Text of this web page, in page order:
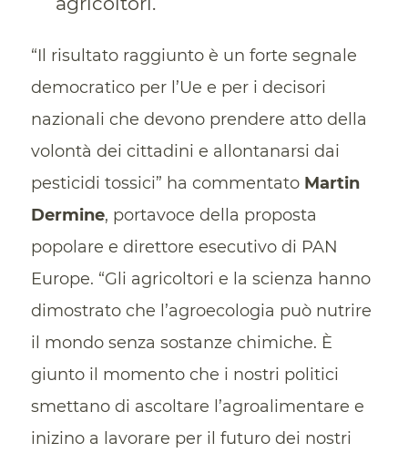
“Il risultato raggiunto è un forte segnale
democratico per l’Ue e per i decisori
nazionali che devono prendere atto della
volontà dei cittadini e allontanarsi dai
pesticidi tossici” ha commentato Martin
Dermine, portavoce della proposta
popolare e direttore esecutivo di PAN
Europe. “Gli agricoltori e la scienza hanno
dimostrato che l’agroecologia può nutrire
il mondo senza sostanze chimiche. È
giunto il momento che i nostri politici
smettano di ascoltare l’agroalimentare e
inizino a lavorare per il futuro dei nostri